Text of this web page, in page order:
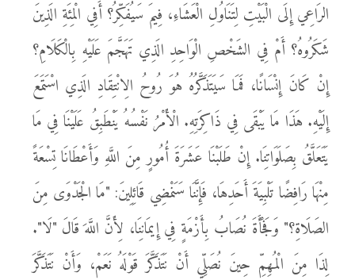
الرَاعِي إِلَى الْبَيْتِ لِتَنَاوُلِ الْعَشَاءِ، فِيمَ سَيُفَكِّرُ؟ أَفِي الْمِئَةِ الَذِينَ
شَكَرُوهُ؟ أَمْ فِي الشَخْصِ الْوَاحِدِ الَذِي تَهَجَّمَ عَلَيْهِ بِالْكَلَامِ؟
إِنْ كَانَ إِنْسَانًا، فَمَا سَيَتَذَكَّرُهُ هُوَ رُوحُ الِانْتِقَادِ الَذِي اسْتَمَعَ
إِلَيْهِ. هَذَا مَا يَبْقَى فِي ذَاكِرَتِهِ. الْأَمْرُ نَفْسُهُ يَنْطَبِقُ عَلَيْنَا فِي مَا
يَتَعَلَّقُ بِصَلَوَاتِنَا. إِنْ طَلَبْنَا عَشَرَةَ أُمُورٍ مِنَ اللَّهِ وَأَعْطَانَا تِسْعَةً
مِنْهَا رَافِضًا تَلْبِيَةَ أَحَدِهَا، فَإِنَّنَا سَنَمْضِي قَائِلِينَ: "مَا الْجَدْوَى مِنَ
الصَلَاةِ؟" وَفَجْأَةَ نُصَابُ بِأَزْمَةٍ فِي إِيمَانِنَا، لِأَنَّ اللَّهَ قَالَ "لَا".
لِذَا مِنَ الْمُهِمِّ حِينَ نُصَلِّي أَنْ نَتَذَكَّرَ قَوْلَهُ نَعَمْ، وَأَنْ نَتَذَكَّرَ